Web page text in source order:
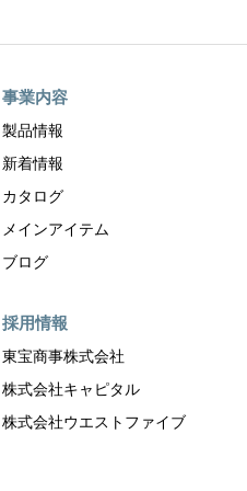
事業内容
製品情報
新着情報
カタログ
メインアイテム
ブログ
採用情報
東宝商事株式会社
株式会社キャピタル
株式会社ウエストファイブ